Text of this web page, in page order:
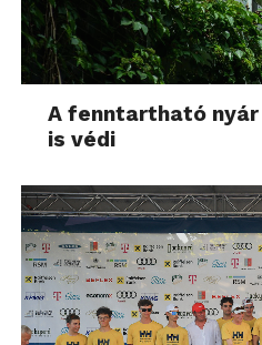
A fenntartható
is védi